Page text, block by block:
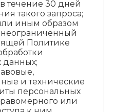
течение 30 дней
такого запроса;
иным образом
неограниченный
Политике
данных;
и технические
персональных
или